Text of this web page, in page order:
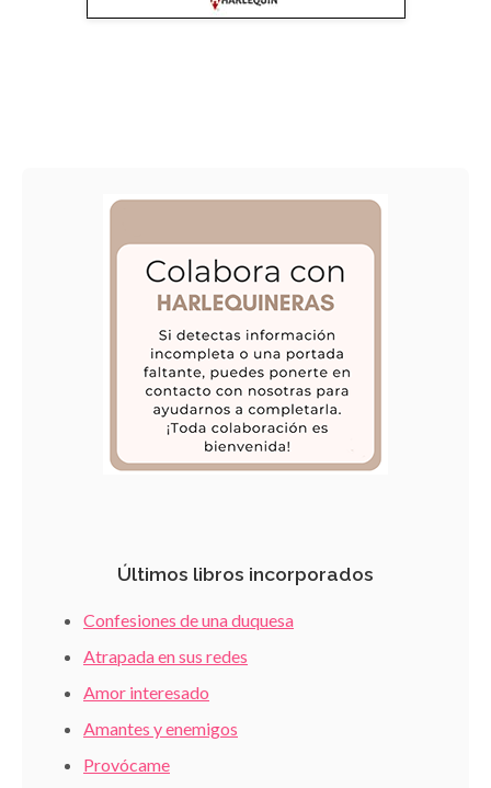
Últimos libros incorporados
Confesiones de una duquesa
Atrapada en sus redes
Amor interesado
Amantes y enemigos
Provócame